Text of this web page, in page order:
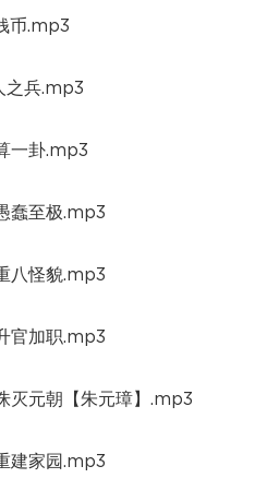
币.mp3
之兵.mp3
一卦.mp3
蠢至极.mp3
八怪貌.mp3
官加职.mp3
灭元朝【朱元璋】.mp3
建家园.mp3